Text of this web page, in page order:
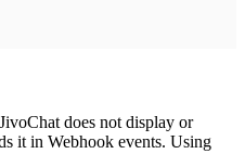
does not display or
it in Webhook events. Using